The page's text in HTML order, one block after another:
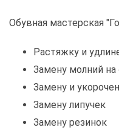
Обувная мастерская
Растяжку и
Замену молний на
Замену и
Замену липучек
Замену резинок